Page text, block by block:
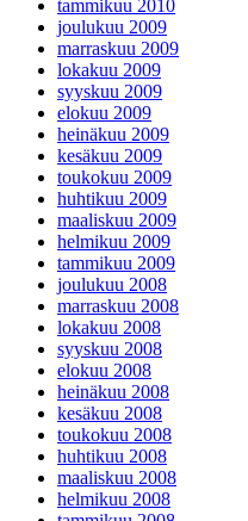
tammikuu 2010
joulukuu 2009
marraskuu 2009
lokakuu 2009
syyskuu 2009
elokuu 2009
heinäkuu 2009
kesäkuu 2009
toukokuu 2009
huhtikuu 2009
maaliskuu 2009
helmikuu 2009
tammikuu 2009
joulukuu 2008
marraskuu 2008
lokakuu 2008
syyskuu 2008
elokuu 2008
heinäkuu 2008
kesäkuu 2008
toukokuu 2008
huhtikuu 2008
maaliskuu 2008
helmikuu 2008